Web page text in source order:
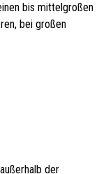
bis mittelgroßen
bei großen
der